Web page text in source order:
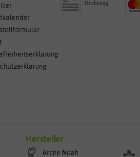
Rechnung
Hersteller
Arche Noah